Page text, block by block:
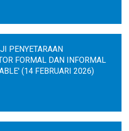
PENYETARAAN
FORMAL DAN INFORMAL
(14 FEBRUARI 2026)